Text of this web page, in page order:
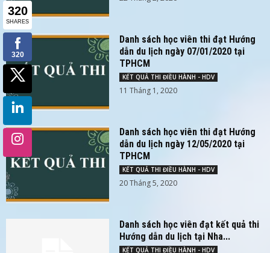
Danh sách học viên thi đạt Hướng
dẫn du lịch ngày 07/01/2020 tại
TPHCM
KẾT QUẢ THI ĐIỀU HÀNH - HDV
11 Tháng 1, 2020
Danh sách học viên thi đạt Hướng
dẫn du lịch ngày 12/05/2020 tại
TPHCM
KẾT QUẢ THI ĐIỀU HÀNH - HDV
20 Tháng 5, 2020
Danh sách học viên đạt kết quả thi
Hướng dẫn du lịch tại Nha...
KẾT QUẢ THI ĐIỀU HÀNH - HDV